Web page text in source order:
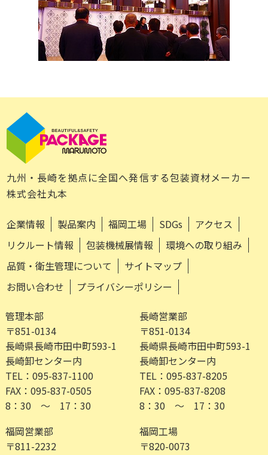
九州・長崎を拠点に全国へ発信する包装資材メーカー
株式会社丸本
企業情報 製品案内 福岡工場 SDGs
アクセス
リクルート情報
包装機械展情報
環境への取り組み
品質・衛生管理について
サイトマップ
お問い合わせ
プライバシーポリシー
管理本部
〒851-0134
長崎県長崎市田中町593-1
長崎卸センター内
TEL：095-837-1100
FAX：095-837-0505
8：30 ～ 17：30
長崎営業部
〒851-0134
長崎県長崎市田中町593-1
長崎卸センター内
TEL：095-837-8205
FAX：095-837-8208
8：30 ～ 17：30
福岡営業部
〒811-2232
福岡工場
〒820-0073